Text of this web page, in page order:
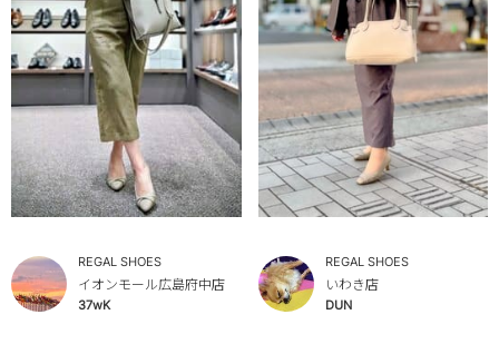
REGAL SHOES
イオンモール広島府中店
37wK
REGAL SHOES
いわき店
DUN